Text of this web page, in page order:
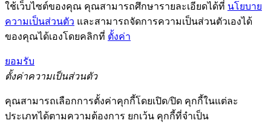
ใช้เว็บไซต์ของคุณ คุณสามารถศึกษารายละเอียดได้ที่ นโยบาย
ความเป็นส่วนตัว และสามารถจัดการความเป็นส่วนตัวเองได้
ของคุณได้เองโดยคลิกที่ ตั้งค่า
ยอมรับ
ตั้งค่าความเป็นส่วนตัว
คุณสามารถเลือกการตั้งค่าคุกกี้โดยเปิด/ปิด คุกกี้ในแต่ละ
ประเภทได้ตามความต้องการ ยกเว้น คุกกี้ที่จำเป็น